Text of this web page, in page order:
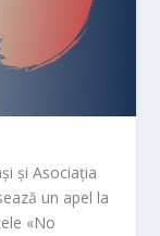
și Asociația
un apel la
«No